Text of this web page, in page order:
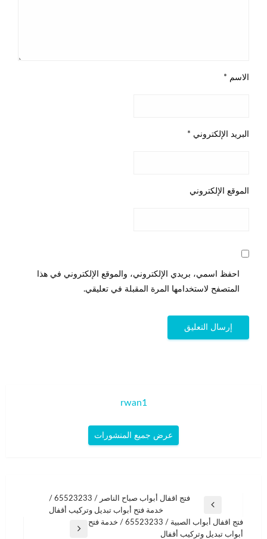
الاسم *
البريد الإلكتروني *
الموقع الإلكتروني
احفظ اسمي، بريدي الإلكتروني، والموقع الإلكتروني في هذا
المتصفح لاستخدامها المرة المقبلة في تعليقي.
rwan1
عرض جميع المنشورات
المقالات
المقالة
السابقة
فتج اقفال أبواب صباح الناصر / 65523233 /
خدمة فتح أبواب تبديل وتركيب أقفال
المقالة
فتج اقفال أبواب الصبية / 65523233 / خدمة فتح
أبواب تبديل وتركيب أقفال